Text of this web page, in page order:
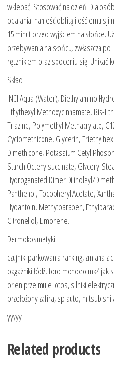
wklepać. Stosować na dzień. Dla
opalania: nanieść obfitą ilość emulsji
15 minut przed wyjściem na słońce.
przebywania na słońcu, zwłaszcza
ręcznikiem oraz spoceniu się. Unikać
Skład
INCI Aqua (Water), Diethylamino
Ethythexyl Methoxycinnamate, Bis-
Triazine, Polymethyl Methacrylate,
Cyclomethicone, Glycerin,
Dimethicone, Potassium Cetyl
Starch Octenylsuccinate, Glyceryl
Hydrogenated Dimer Dilinoleyl/
Panthenol, Tocopheryl Acetate,
Hydantoin, Methytparaben,
Citronellol, Limonene.
Dermokosmetyki
czujniki parkowania ranking, zmiana
bagażniki łódź, ford mondeo mk4
orlen przejmuje lotos, silniki
przełożony zafira, sp auto, mitsubishi
yyyyy
Related products